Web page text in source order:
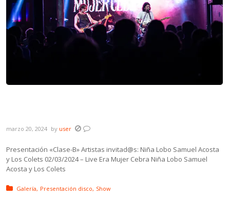
marzo 20, 2024 by user
Presentación «Clase-B» Artistas invitad@s: Niña Lobo Samuel Acosta
y Los Colets 02/03/2024 – Live Era Mujer Cebra Niña Lobo Samuel
Acosta y Los Colets
Posted in:
Galería Presentación disco Show